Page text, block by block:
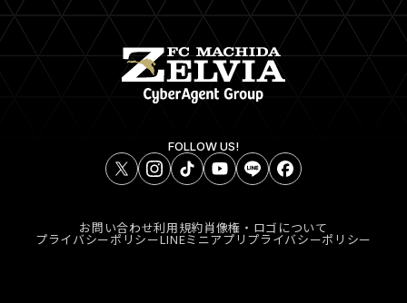
FOLLOW US!
お問い合わせ利用規約肖像権・ロゴについて
プライバシーポリシーLINEミニアプリプライバシーポリシー